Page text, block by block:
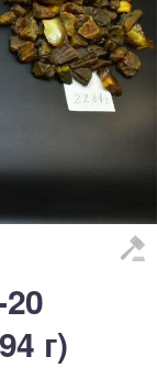
г)